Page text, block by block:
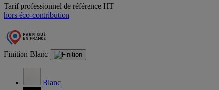
Tarif professionnel de référence HT
hors éco-contribution
Finition Blanc
Blanc